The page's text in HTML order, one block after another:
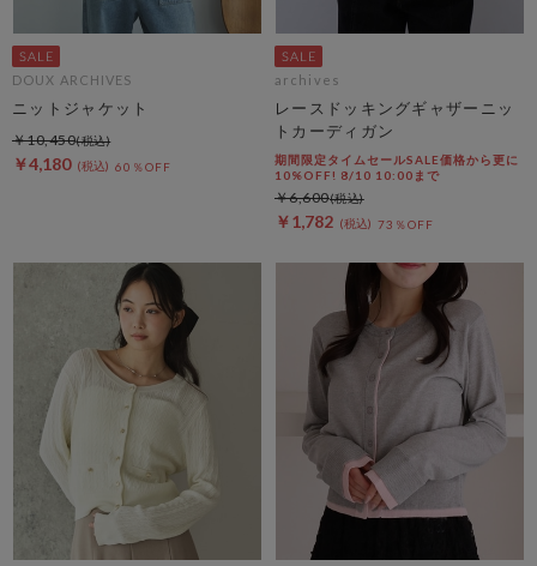
DOUX ARCHIVES
ニットジャケット
￥4,180 60％OFF
￥10,450
archives
レースドッキングギャザーニッ
トカーディガン
期間限定タイムセールSALE価格から更に
10%OFF! 8/10 10:00まで
￥1,782 73％OFF
￥6,600